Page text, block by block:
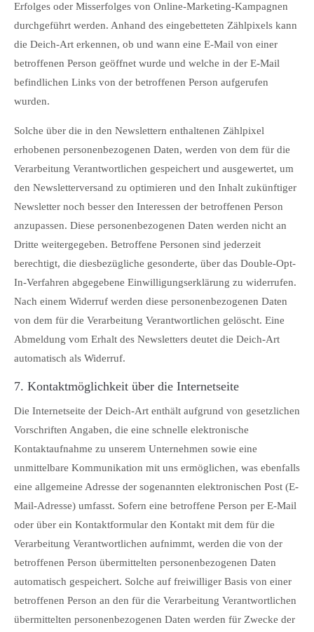
Erfolges oder Misserfolges von Online-Marketing-Kampagnen
durchgeführt werden. Anhand des eingebetteten Zählpixels kann
die Deich-Art erkennen, ob und wann eine E-Mail von einer
betroffenen Person geöffnet wurde und welche in der E-Mail
befindlichen Links von der betroffenen Person aufgerufen
wurden.
Solche über die in den Newslettern enthaltenen Zählpixel
erhobenen personenbezogenen Daten, werden von dem für die
Verarbeitung Verantwortlichen gespeichert und ausgewertet, um
den Newsletterversand zu optimieren und den Inhalt zukünftiger
Newsletter noch besser den Interessen der betroffenen Person
anzupassen. Diese personenbezogenen Daten werden nicht an
Dritte weitergegeben. Betroffene Personen sind jederzeit
berechtigt, die diesbezügliche gesonderte, über das Double-Opt-
In-Verfahren abgegebene Einwilligungserklärung zu widerrufen.
Nach einem Widerruf werden diese personenbezogenen Daten
von dem für die Verarbeitung Verantwortlichen gelöscht. Eine
Abmeldung vom Erhalt des Newsletters deutet die Deich-Art
automatisch als Widerruf.
7. Kontaktmöglichkeit über die Internetseite
Die Internetseite der Deich-Art enthält aufgrund von gesetzlichen
Vorschriften Angaben, die eine schnelle elektronische
Kontaktaufnahme zu unserem Unternehmen sowie eine
unmittelbare Kommunikation mit uns ermöglichen, was ebenfalls
eine allgemeine Adresse der sogenannten elektronischen Post (E-
Mail-Adresse) umfasst. Sofern eine betroffene Person per E-Mail
oder über ein Kontaktformular den Kontakt mit dem für die
Verarbeitung Verantwortlichen aufnimmt, werden die von der
betroffenen Person übermittelten personenbezogenen Daten
automatisch gespeichert. Solche auf freiwilliger Basis von einer
betroffenen Person an den für die Verarbeitung Verantwortlichen
übermittelten personenbezogenen Daten werden für Zwecke der